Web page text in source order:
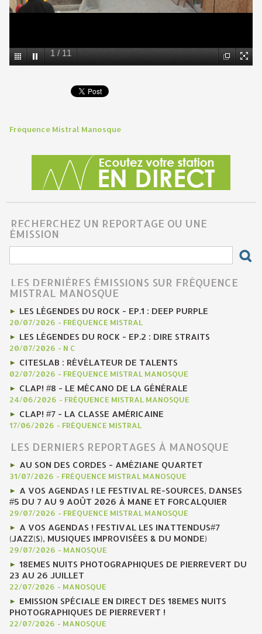
1 / 11
Fréquence Mistral Manosque
RECHERCHEZ UN REPORTAGE OU UNE
ÉMISSION
LES DERNIÈRES ÉMISSIONS SUR FRÉQUENCE
MISTRAL MANOSQUE
LES LÉGENDES DU ROCK - EP.1 : DEEP PURPLE
20/07/2026 - FRÉQUENCE MISTRAL
LES LÉGENDES DU ROCK - EP.2 : DIRE STRAITS
20/07/2026 - N C
CITESLAB : RÉVÉLATEUR DE TALENTS
02/07/2026 - FRÉQUENCE MISTRAL MANOSQUE
CLAP! #8 - LE MÉCANO DE LA GÉNÉRALE
24/06/2026 - FRÉQUENCE MISTRAL MANOSQUE
CLAP! #7 - LA CLASSE AMÉRICAINE
17/06/2026 - FRÉQUENCE MISTRAL
LES DERNIERS REPORTAGES À MANOSQUE
AU SON DES CORDES - AMÉZIANE QUARTET
31/07/2026 - FRÉQUENCE MISTRAL MANOSQUE
A VOS AGENDAS ! LE FESTIVAL RE-SOURCES, DANSES
#5 DU 7 AU 9 AOÛT 2026 À MANE ET FORCALQUIER
29/07/2026 - FRÉQUENCE MISTRAL MANOSQUE
A VOS AGENDAS ! FESTIVAL LES INATTENDUS#7
(JAZZ(S), MUSIQUES IMPROVISÉES & DU MONDE)
29/07/2026 - MANOSQUE
18EMES NUITS PHOTOGRAPHIQUES DE PIERREVERT DU
23 AU 26 JUILLET
22/07/2026 - MANOSQUE
EMISSION SPÉCIALE EN DIRECT DES 18EMES NUITS
PHOTOGRAPHIQUES DE PIERREVERT !
22/07/2026 - MANOSQUE